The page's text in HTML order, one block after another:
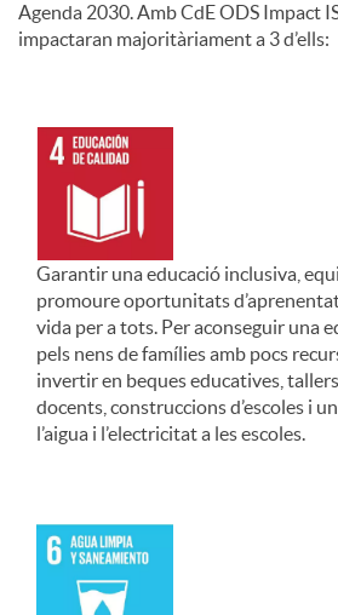
Agenda 2030. Amb CdE ODS Impact
impactaran majoritàriament a 3 d’ells:
Garantir una educació inclusiva,
promoure oportunitats
vida per a tots. Per aconseguir una
pels nens de famílies amb pocs
invertir en beques educatives,
docents, construccions d’escoles i
l’aigua i l’electricitat a les escoles.